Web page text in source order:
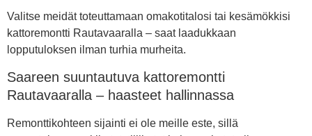
Valitse meidät toteuttamaan omakotitalosi tai kesämökkisi
kattoremontti Rautavaaralla – saat laadukkaan
lopputuloksen ilman turhia murheita.
Saareen suuntautuva kattoremontti
Rautavaaralla – haasteet hallinnassa
Remonttikohteen sijainti ei ole meille este, sillä